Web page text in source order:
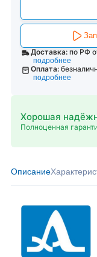
Доставка: по РФ
подробнее
Оплата:
подробнее
Хорошая
Полноценная
Описание